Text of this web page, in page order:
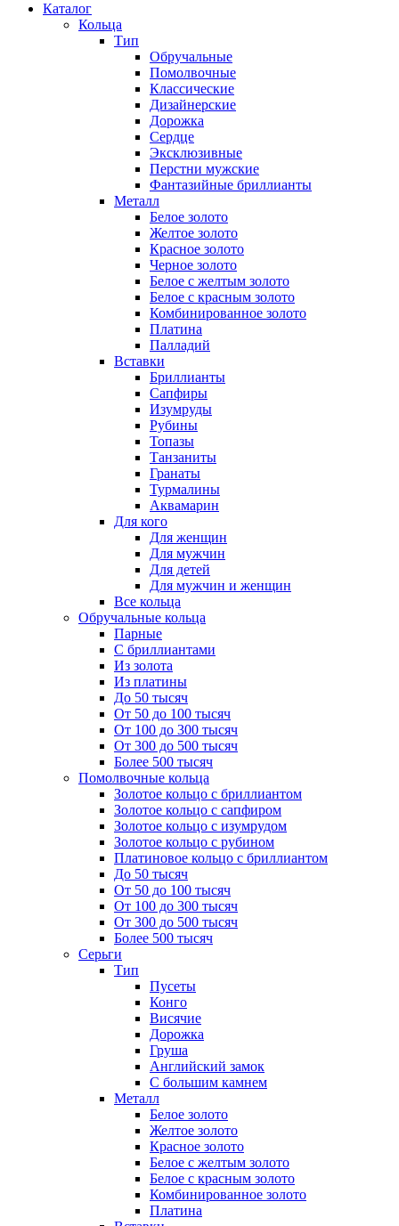
Каталог
Кольца
Тип
Обручальные
Помолвочные
Классические
Дизайнерские
Дорожка
Сердце
Эксклюзивные
Перстни мужские
Фантазийные бриллианты
Металл
Белое золото
Желтое золото
Красное золото
Черное золото
Белое с желтым золото
Белое с красным золото
Комбинированное золото
Платина
Палладий
Вставки
Бриллианты
Сапфиры
Изумруды
Рубины
Топазы
Танзаниты
Гранаты
Турмалины
Аквамарин
Для кого
Для женщин
Для мужчин
Для детей
Для мужчин и женщин
Все кольца
Обручальные кольца
Парные
С бриллиантами
Из золота
Из платины
До 50 тысяч
От 50 до 100 тысяч
От 100 до 300 тысяч
От 300 до 500 тысяч
Более 500 тысяч
Помолвочные кольца
Золотое кольцо с бриллиантом
Золотое кольцо с сапфиром
Золотое кольцо с изумрудом
Золотое кольцо с рубином
Платиновое кольцо с бриллиантом
До 50 тысяч
От 50 до 100 тысяч
От 100 до 300 тысяч
От 300 до 500 тысяч
Более 500 тысяч
Серьги
Тип
Пусеты
Конго
Висячие
Дорожка
Груша
Английский замок
С большим камнем
Металл
Белое золото
Желтое золото
Красное золото
Белое с желтым золото
Белое с красным золото
Комбинированное золото
Платина